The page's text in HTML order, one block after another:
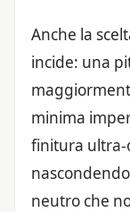
Anche la
incide: una
minima
finitura ultra-
neutro che